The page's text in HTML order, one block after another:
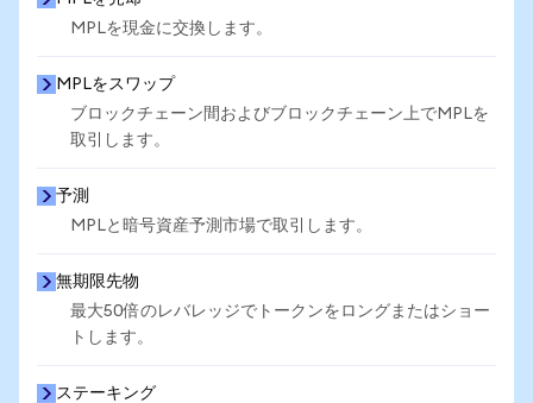
MPLを現金に交換します。
MPLをスワップ
ブロックチェーン間およびブロックチェーン上でMPLを
取引します。
予測
MPLと暗号資産予測市場で取引します。
無期限先物
最大50倍のレバレッジでトークンをロングまたはショー
トします。
ステーキング